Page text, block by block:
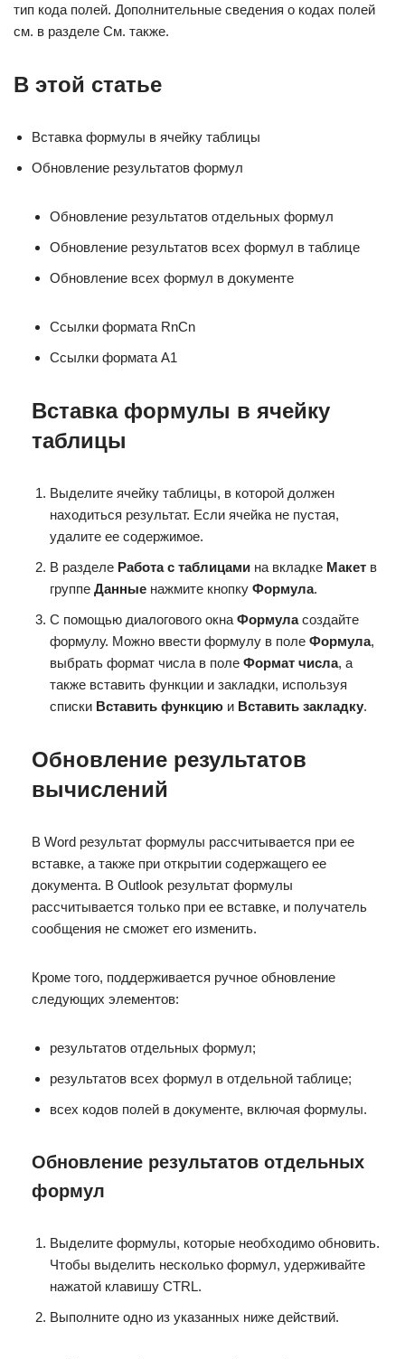
тип кода полей. Дополнительные сведения о кодах полей
см. в разделе См. также.
В этой статье
Вставка формулы в ячейку таблицы
Обновление результатов формул
Обновление результатов отдельных формул
Обновление результатов всех формул в таблице
Обновление всех формул в документе
Ссылки формата RnCn
Ссылки формата A1
Вставка формулы в ячейку
таблицы
Выделите ячейку таблицы, в которой должен
находиться результат. Если ячейка не пустая,
удалите ее содержимое.
В разделе Работа с таблицами на вкладке Макет в
группе Данные нажмите кнопку Формула.
С помощью диалогового окна Формуласоздайте
формулу. Можно ввести формулу в поле Формула,
выбрать формат числа в поле Формат числа, а
также вставить функции и закладки, используя
списки Вставить функцию и Вставить закладку.
Обновление результатов
вычислений
В Word результат формулы рассчитывается при ее
вставке, а также при открытии содержащего ее
документа. В Outlook результат формулы
рассчитывается только при ее вставке, и получатель
сообщения не сможет его изменить.
Кроме того, поддерживается ручное обновление
следующих элементов:
результатов отдельных формул;
результатов всех формул в отдельной таблице;
всех кодов полей в документе, включая формулы.
Обновление результатов отдельных
формул
Выделите формулы, которые необходимо обновить.
Чтобы выделить несколько формул, удерживайте
нажатой клавишу CTRL.
Выполните одно из указанных ниже действий.